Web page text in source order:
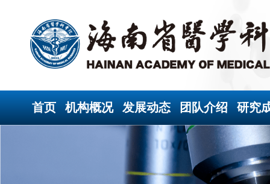
首页 机构概况 发展动态 团队介绍 研究